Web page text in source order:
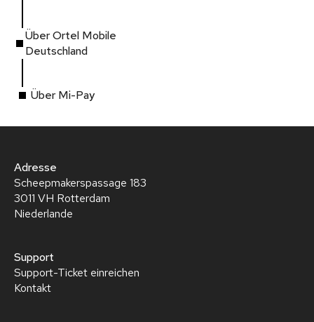
Über Ortel Mobile
Deutschland
Über Mi-Pay
Adresse
Scheepmakerspassage 183
3011 VH Rotterdam
Niederlande
Support
Support-Ticket einreichen
Kontakt